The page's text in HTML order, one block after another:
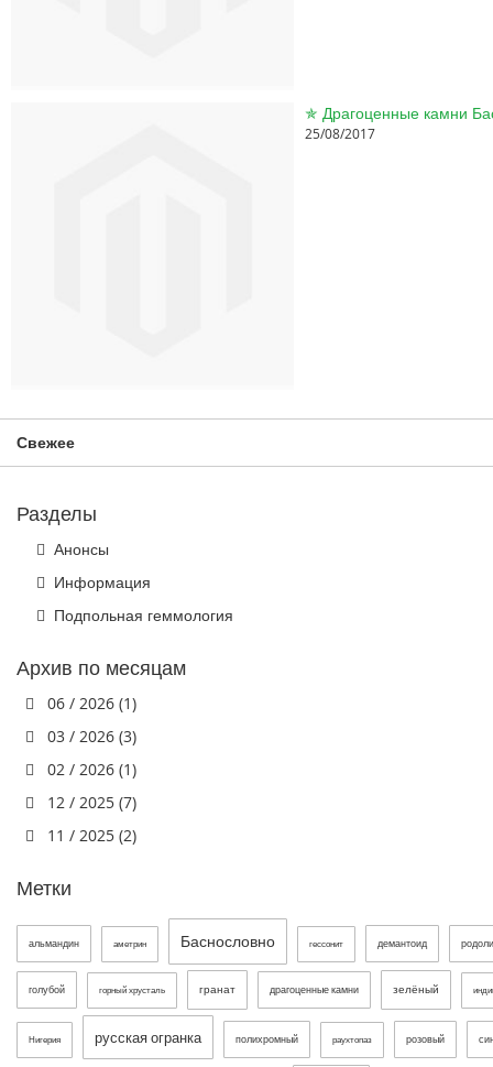
25/08/2017
Свежее
Разделы
Анонсы
Информация
Подпольная геммология
Архив по месяцам
06 / 2026 (1)
03 / 2026 (3)
02 / 2026 (1)
12 / 2025 (7)
11 / 2025 (2)
Метки
альмандин аметрин Баснословно гессонит демантоид
голубой горный хрусталь гранат драгоценные камни зелёный
Нигерия русская огранка полихромный раухтопаз розовый